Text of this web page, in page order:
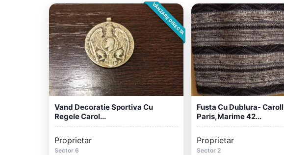
VÂNZARE DIRECTA
Vand Decoratie Sportiva Cu
Regele Carol...
Proprietar
Sector 6
Fusta Cu Dublura- Caroll
Paris,marime 42...
Proprietar
Sector 2